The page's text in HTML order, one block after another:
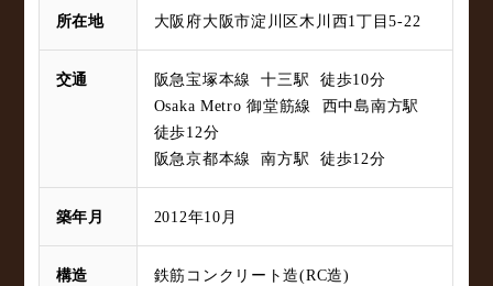
所在地 大阪府大阪市淀川区木川西1丁目5-22
交通
阪急宝塚本線 十三駅 徒歩10分
Osaka Metro 御堂筋線 西中島南方駅
徒歩12分
阪急京都本線 南方駅 徒歩12分
築年月 2012年10月
構造 鉄筋コンクリート造(RC造)